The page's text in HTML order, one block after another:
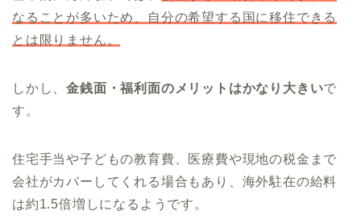
なることが多いため、自分の希望する国に移住できる
とは限りません。
しかし、金銭面・福利面のメリットはかなり大きいで
す。
住宅手当や子どもの教育費、医療費や現地の税金まで
会社がカバーしてくれる場合もあり、海外駐在の給料
は約1.5倍増しになるようです。